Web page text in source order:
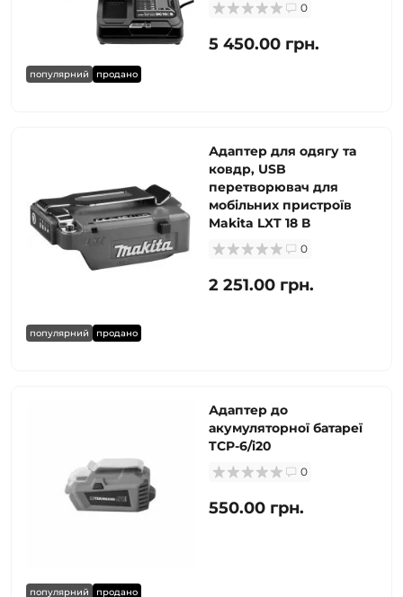
популярний продано
0
5 450.00 грн.
популярний продано
Адаптер для одягу та
ковдр, USB
перетворювач для
мобільних пристроїв
Makita LXT 18 В
0
2 251.00 грн.
популярний продано
Адаптер до
акумуляторної батареї
TCP-6/i20
0
550.00 грн.